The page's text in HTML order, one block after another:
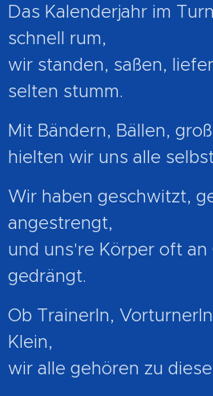
Das Kalenderjahr im
schnell rum,
wir standen, saßen,
selten stumm.
Mit Bändern, Bällen,
hielten wir uns alle
Wir haben geschwitzt,
angestrengt,
und uns're Körper oft an
gedrängt.
Ob TrainerIn,
Klein,
wir alle gehören zu